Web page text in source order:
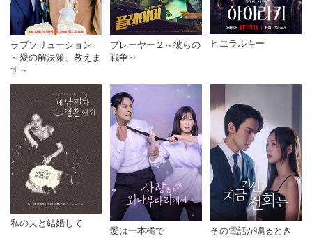
ラブソリューション
～愛の解決策、教えま
す～
プレーヤー２～彼らの
戦争～
ヒエラルキー
私の夫と結婚して
愛は一本橋で その電話が鳴るとき